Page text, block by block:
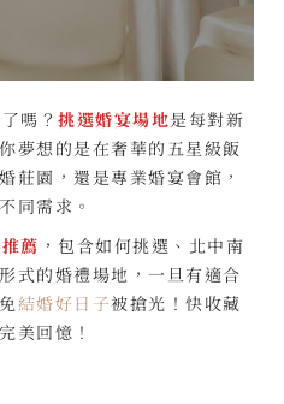
嗎？ 挑選婚宴場地是每對新
夢想的是在奢華的五星級飯
莊園，還是專業婚宴會館，
同需求。
薦 ，包含如何挑選、北中南
式的婚禮場地，一旦有適合
結婚好日子被搶光！快收藏
美回憶！